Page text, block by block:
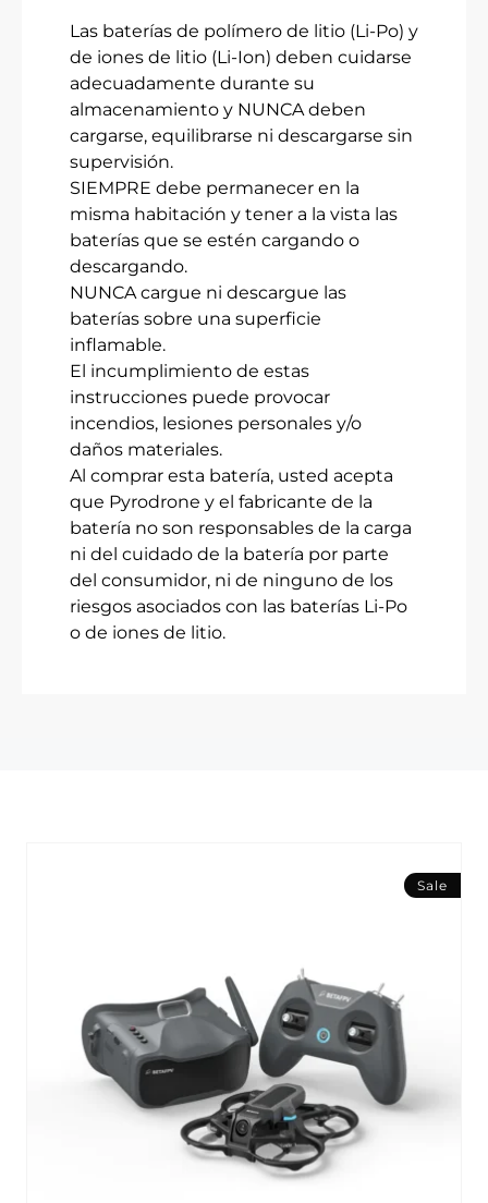
Las baterías de polímero de litio (Li-Po) y
de iones de litio (Li-Ion) deben cuidarse
adecuadamente durante su
almacenamiento y NUNCA deben
cargarse, equilibrarse ni descargarse sin
supervisión.
SIEMPRE debe permanecer en la
misma habitación y tener a la vista las
baterías que se estén cargando o
descargando.
NUNCA cargue ni descargue las
baterías sobre una superficie
inflamable.
El incumplimiento de estas
instrucciones puede provocar
incendios, lesiones personales y/o
daños materiales.
Al comprar esta batería, usted acepta
que Pyrodrone y el fabricante de la
batería no son responsables de la carga
ni del cuidado de la batería por parte
del consumidor, ni de ninguno de los
riesgos asociados con las baterías Li-Po
o de iones de litio.
Sale